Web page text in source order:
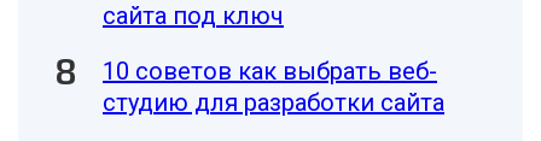
сайта под ключ
10 советов как выбрать веб-
студию для разработки сайта